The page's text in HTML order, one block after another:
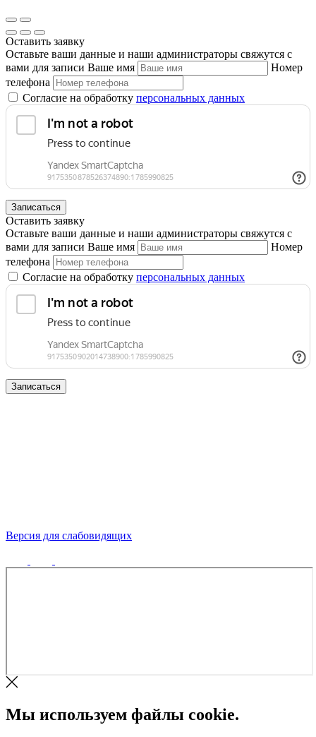
Оставить заявку
Оставьте ваши данные и наши администраторы свяжутся с
вами для записи Ваше имя
Номер
телефона
Согласие на обработку персональных данных
Записаться
Оставить заявку
Оставьте ваши данные и наши администраторы свяжутся с
вами для записи Ваше имя
Номер
телефона
Согласие на обработку персональных данных
Записаться
Версия для слабовидящих
Мы используем файлы cookie.